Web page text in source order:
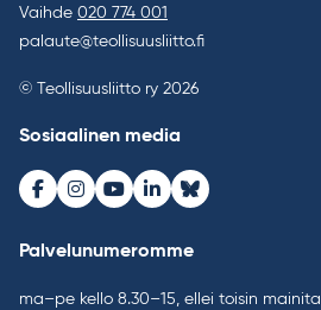
Vaihde 020 774 001
palaute@teollisuusliitto.fi
© Teollisuusliitto ry 2026
Sosiaalinen media
Facebook
Instagram
Youtube
LinkedInBluesky
Palvelunumeromme
ma–pe kello 8.30–15, ellei toisin mainita